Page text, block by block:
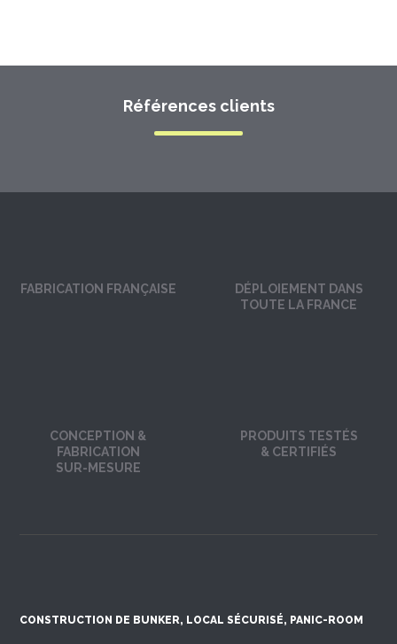
Références clients
FABRICATION FRANÇAISE
DÉPLOIEMENT DANS
TOUTE LA FRANCE
CONCEPTION &
FABRICATION
SUR-MESURE
PRODUITS TESTÉS
& CERTIFIÉS
CONSTRUCTION DE BUNKER, LOCAL SÉCURISÉ, PANIC-ROOM